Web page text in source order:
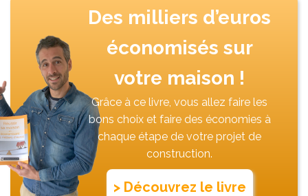
Des milliers d’euros
économisés sur
votre maison !
Grâce à ce livre, vous allez faire les
bons choix et faire des économies à
chaque étape de votre projet de
construction.
> Découvrez le livre